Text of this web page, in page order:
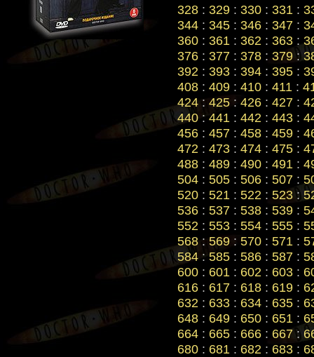
328: 329: 330: 331 :
344: 345: 346: 347:
360: 361 : 362 : 363:
376: 377: 378: 379:
392 : 393: 394: 395:
408 : 409 : 410 : 411 :
424: 425: 426: 427:
440: 441 : 442 : 443:
456: 457: 458: 459:
472 : 473: 474: 475:
488: 489: 490: 491 :
504 : 505 : 506 : 507 :
520: 521 : 522 : 523:
536: 537: 538: 539:
552 : 553: 554: 555:
568: 569: 570: 571 :
584: 585: 586: 587:
600 : 601 : 602 : 603 :
616: 617: 618: 619:
632 : 633: 634: 635:
648: 649: 650: 651 :
664: 665: 666: 667:
680: 681 : 682 : 683: